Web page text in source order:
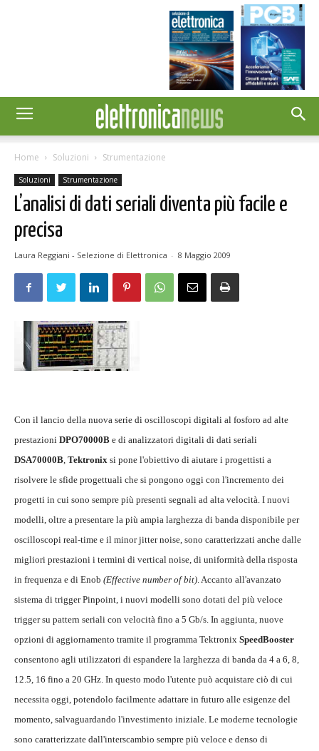
Home Soluzioni Strumentazione
Soluzioni Strumentazione
L’analisi di dati seriali diventa più facile e
precisa
Laura Reggiani - Selezione di Elettronica - 8 Maggio 2009
Con il lancio della nuova serie di oscilloscopi digitali al fosforo ad alte
prestazioni DPO70000B e di analizzatori digitali di dati seriali
DSA70000B, Tektronix si pone l'obiettivo di aiutare i progettisti a
risolvere le sfide progettuali che si pongono oggi con l'incremento dei
progetti in cui sono sempre più presenti segnali ad alta velocità. I nuovi
modelli, oltre a presentare la più ampia larghezza di banda disponibile per
oscilloscopi real-time e il minor jitter noise, sono caratterizzati anche dalle
migliori prestazioni i termini di vertical noise, di uniformità della risposta
in frequenza e di Enob (Effective number of bit). Accanto all'avanzato
sistema di trigger Pinpoint, i nuovi modelli sono dotati del più veloce
trigger su pattern seriali con velocità fino a 5 Gb/s. In aggiunta, nuove
opzioni di aggiornamento tramite il programma Tektronix SpeedBooster
consentono agli utilizzatori di espandere la larghezza di banda da 4 a 6, 8,
12.5, 16 fino a 20 GHz. In questo modo l'utente può acquistare ciò di cui
necessita oggi, potendolo facilmente adattare in futuro alle esigenze del
momento, salvaguardando l'investimento iniziale. Le moderne tecnologie
sono caratterizzate dall'interscambio sempre più veloce e denso di